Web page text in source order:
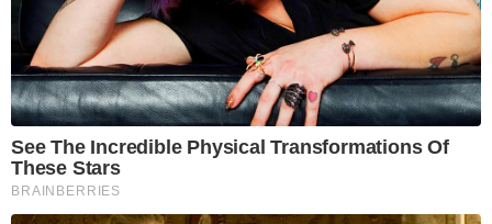
See The Incredible Physical Transformations Of
These Stars
BRAINBERRIES